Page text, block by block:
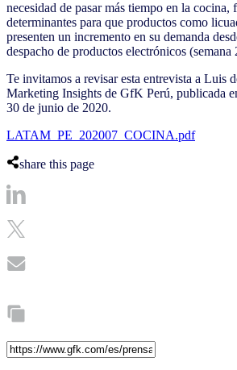
necesidad de pasar más tiempo en la cocina,
determinantes para que productos como
presenten un incremento en su demanda
despacho de productos electrónicos (semana
Te invitamos a revisar esta entrevista a Luis
Marketing Insights de GfK Perú, publicada
30 de junio de 2020.
LATAM_PE_202007_COCINA.pdf
share this page